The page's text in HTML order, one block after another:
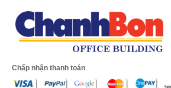
Chấp nhận thanh toán